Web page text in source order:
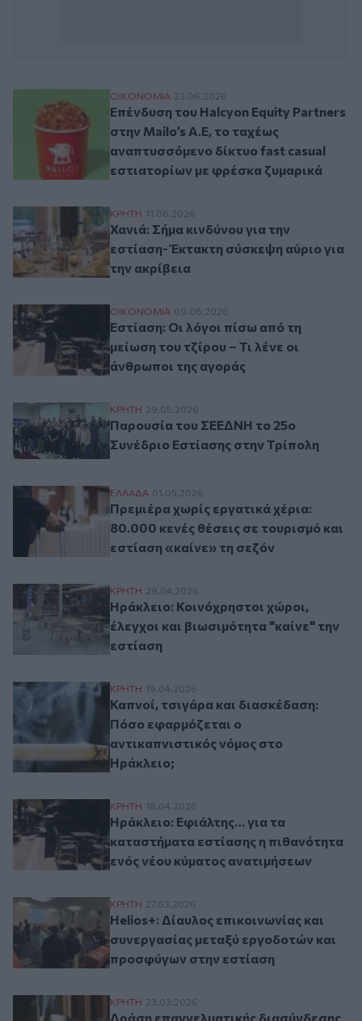
Επένδυση του Halcyon Equity Partners
ΟΙΚΟΝΟΜΙΑ 23.06.2026
Επένδυση του Halcyon Equity Partners
στην Mailo’s Α.Ε, το ταχέως
αναπτυσσόμενο δίκτυο fast casual
εστιατορίων με φρέσκα ζυμαρικά
Χανιά: Σήμα κινδύνου για την εστίαση-
ΚΡΗΤΗ 11.06.2026
Χανιά: Σήμα κινδύνου για την
εστίαση- Έκτακτη σύσκεψη αύριο για
την ακρίβεια
Εστίαση: Οι λόγοι πίσω από τη μείωση
ΟΙΚΟΝΟΜΙΑ 09.06.2026
Εστίαση: Οι λόγοι πίσω από τη
μείωση του τζίρου – Τι λένε οι
άνθρωποι της αγοράς
Παρουσία του ΣΕΕΔΝΗ το 25ο Συνέδριο
ΚΡΗΤΗ 29.05.2026
Παρουσία του ΣΕΕΔΝΗ το 25ο
Συνέδριο Εστίασης στην Τρίπολη
Πρεμιέρα χωρίς εργατικά χέρια: 80.000
ΕΛΛAΔΑ 01.05.2026
Πρεμιέρα χωρίς εργατικά χέρια:
80.000 κενές θέσεις σε τουρισμό και
εστίαση «καίνε» τη σεζόν
Ηράκλειο: Κοινόχρηστοι χώροι, έλεγχοι
ΚΡΗΤΗ 29.04.2026
Ηράκλειο: Κοινόχρηστοι χώροι,
έλεγχοι και βιωσιμότητα "καίνε" την
εστίαση
Καπνοί, τσιγάρα και διασκέδαση: Πόσο
ΚΡΗΤΗ 19.04.2026
Καπνοί, τσιγάρα και διασκέδαση:
Πόσο εφαρμόζεται ο
αντικαπνιστικός νόμος στο
Ηράκλειο;
Ηράκλειο: Εφιάλτης… για τα
ΚΡΗΤΗ 18.04.2026
Ηράκλειο: Εφιάλτης… για τα
καταστήματα εστίασης η πιθανότητα
ενός νέου κύματος ανατιμήσεων
Helios+: Δίαυλος επικοινωνίας και
ΚΡΗΤΗ 27.03.2026
Helios+: Δίαυλος επικοινωνίας και
συνεργασίας μεταξύ εργοδοτών και
προσφύγων στην εστίαση
Δράση επαγγελματικής διασύνδεσης
ΚΡΗΤΗ 23.03.2026
Δράση επαγγελματικής διασύνδεσης